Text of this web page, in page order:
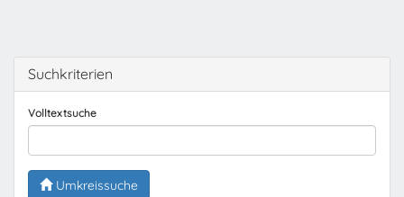
Suchkriterien
Volltextsuche
Umkreissuche